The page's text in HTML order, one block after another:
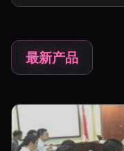
最新产品